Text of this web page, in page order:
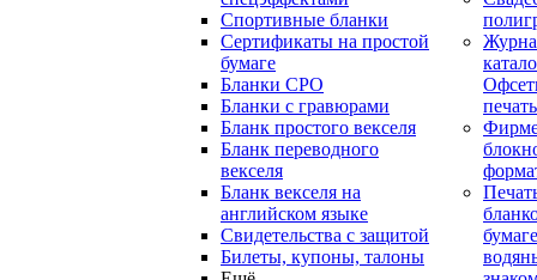
Спортивные бланки
Cертификаты на простой
бумаге
Бланки СРО
Бланки с гравюрами
Бланк простого векселя
Бланк переводного
векселя
Бланк векселя на
английском языке
Свидетельства с защитой
Билеты, купоны, талоны
печать